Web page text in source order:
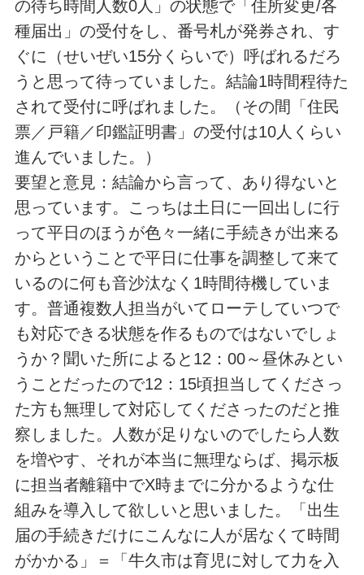
の待ち時間人数0人」の状態で「住所変更/各
種届出」の受付をし、番号札が発券され、す
ぐに（せいぜい15分くらいで）呼ばれるだろ
うと思って待っていました。結論1時間程待た
されて受付に呼ばれました。（その間「住民
票／戸籍／印鑑証明書」の受付は10人くらい
進んでいました。）
要望と意見：結論から言って、あり得ないと
思っています。こっちは土日に一回出しに行
って平日のほうが色々一緒に手続きが出来る
からということで平日に仕事を調整して来て
いるのに何も音沙汰なく1時間待機していま
す。普通複数人担当がいてローテしていつで
も対応できる状態を作るものではないでしょ
うか？聞いた所によると12：00～昼休みとい
うことだったので12：15頃担当してくださっ
た方も無理して対応してくださったのだと推
察しました。人数が足りないのでしたら人数
を増やす、それが本当に無理ならば、掲示板
に担当者離籍中でX時までに分かるような仕
組みを導入して欲しいと思いました。「出生
届の手続きだけにこんなに人が居なくて時間
がかかる」＝「牛久市は育児に対して力を入